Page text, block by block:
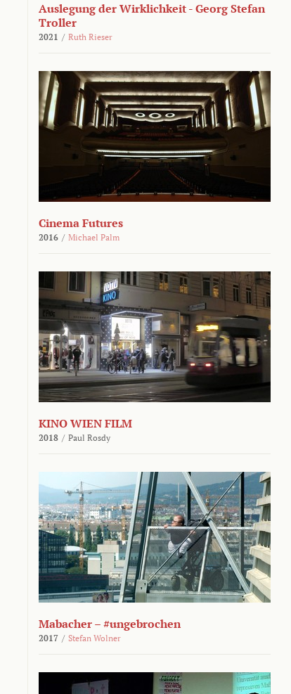
Auslegung der Wirklichkeit - Georg Stefan
Troller
2021 / Ruth Rieser
Cinema Futures
2016 / Michael Palm
KINO WIEN FILM
2018 / Paul Rosdy
Mabacher – #ungebrochen
2017 / Stefan Wolner